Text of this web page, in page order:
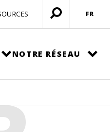
Ouvrir
menu
FR
NOTRE RÉSEAU